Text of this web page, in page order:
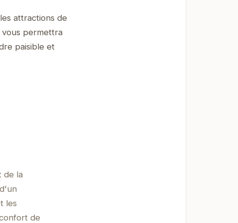
attractions de
vous permettra
paisible et
de la
les
de